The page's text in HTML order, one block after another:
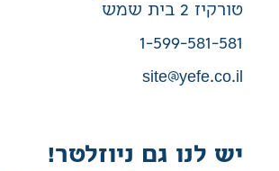
טורקיז 2 בית שמש
1-599-581-581
site@yefe.co.il
יש לנו גם ניוזלטר!